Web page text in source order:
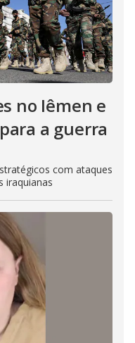
no Iêmen e
a guerra
com ataques
iraquianas